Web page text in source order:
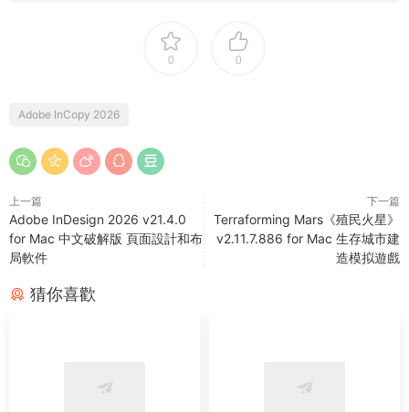
0 0
Adobe InCopy 2026
上一篇
Adobe InDesign 2026 v21.4.0
for Mac 中文破解版 頁面設計和布
局軟件
下一篇
Terraforming Mars《殖民火星》
v2.11.7.886 for Mac 生存城市建
造模拟遊戲
猜你喜歡